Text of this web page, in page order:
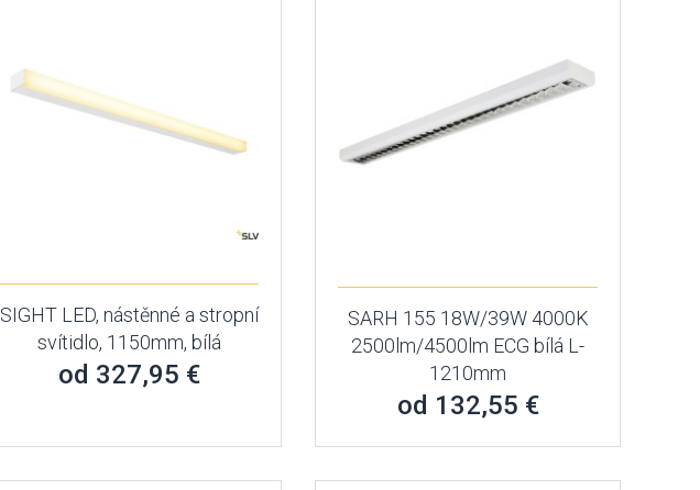
SIGHT LED, nástěnné a stropní
svítidlo, 1150mm, bílá
od 327,95 €
SARH 155 18W/39W 4000K
2500lm/4500lm ECG bílá L-
1210mm
od 132,55 €